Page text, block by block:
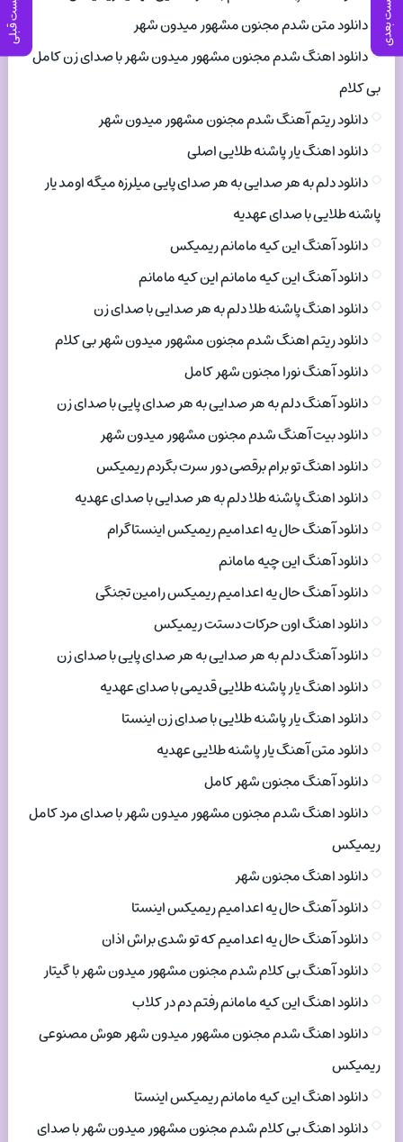
پست بعدی پست قبلی
دانلود متن شدم مجنون مشهور میدون شهر
دانلود اهنگ شدم مجنون مشهور میدون شهر با صدای زن کامل
بی کلام
دانلود ریتم آهنگ شدم مجنون مشهور میدون شهر
دانلود اهنگ یار پاشنه طلایی اصلی
دانلود دلم به هر صدایی به هر صدای پایی میلرزه میگه اومد یار
پاشنه طلایی با صدای عهدیه
دانلود آهنگ این کیه مامانم ریمیکس
دانلود آهنگ این کیه مامانم این کیه مامانم
دانلود اهنگ پاشنه طلا دلم به هر صدایی با صدای زن
دانلود ریتم اهنگ شدم مجنون مشهور میدون شهر بی کلام
دانلود آهنگ نورا مجنون شهر کامل
دانلود آهنگ دلم به هر صدایی به هر صدای پایی با صدای زن
دانلود بیت آهنگ شدم مجنون مشهور میدون شهر
دانلود اهنگ تو برام برقصی دور سرت بگردم ریمیکس
دانلود اهنگ پاشنه طلا دلم به هر صدایی با صدای عهدیه
دانلود آهنگ حال یه اعدامیم ریمیکس اینستاگرام
دانلود آهنگ این چیه مامانم
دانلود آهنگ حال یه اعدامیم ریمیکس رامین تجنگی
دانلود اهنگ اون حرکات دستت ریمیکس
دانلود آهنگ دلم به هر صدایی به هر صدای پایی با صدای زن
دانلود اهنگ یار پاشنه طلایی قدیمی با صدای عهدیه
دانلود اهنگ یار پاشنه طلایی با صدای زن اینستا
دانلود متن آهنگ یار پاشنه طلایی عهدیه
دانلود آهنگ مجنون شهر کامل
دانلود اهنگ شدم مجنون مشهور میدون شهر با صدای مرد کامل
ریمیکس
دانلود اهنگ مجنون شهر
دانلود آهنگ حال یه اعدامیم ریمیکس اینستا
دانلود آهنگ حال یه اعدامیم که تو شدی براش اذان
دانلود آهنگ بی کلام شدم مجنون مشهور میدون شهر با گیتار
دانلود اهنگ این کیه مامانم رفتم دم در کلاب
دانلود اهنگ شدم مجنون مشهور میدون شهر هوش مصنوعی
ریمیکس
دانلود اهنگ این کیه مامانم ریمیکس اینستا
دانلود اهنگ بی کلام شدم مجنون مشهور میدون شهر با صدای